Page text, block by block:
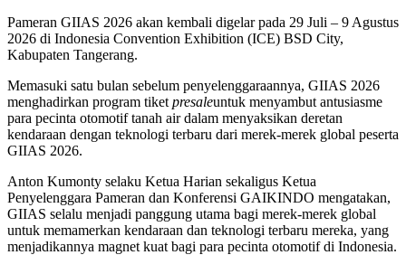
Pameran GIIAS 2026 akan kembali digelar pada 29 Juli – 9 Agustus
2026 di Indonesia Convention Exhibition (ICE) BSD City,
Kabupaten Tangerang.
Memasuki satu bulan sebelum penyelenggaraannya, GIIAS 2026
menghadirkan program tiket presaleuntuk menyambut antusiasme
para pecinta otomotif tanah air dalam menyaksikan deretan
kendaraan dengan teknologi terbaru dari merek-merek global peserta
GIIAS 2026.
Anton Kumonty selaku Ketua Harian sekaligus Ketua
Penyelenggara Pameran dan Konferensi GAIKINDO mengatakan,
GIIAS selalu menjadi panggung utama bagi merek-merek global
untuk memamerkan kendaraan dan teknologi terbaru mereka, yang
menjadikannya magnet kuat bagi para pecinta otomotif di Indonesia.